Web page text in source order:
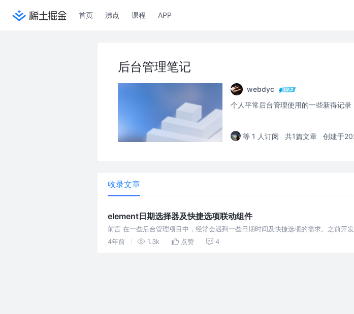
首页 沸点 课程 APP
后台管理笔记
webdyc
个人平常后台管理使用的一些新得记录
等 1 人订阅 共1篇文章 创建于
收录文章
element日期选择器及快捷选项联动组件
前言 在一些后台管理项目中，经常会遇到一些日期时间及快捷选项的需求。之前开
续使用起来方便些。 需求示例 前期准备 获取时间的方法我使
4年前 1.3k 点赞 4